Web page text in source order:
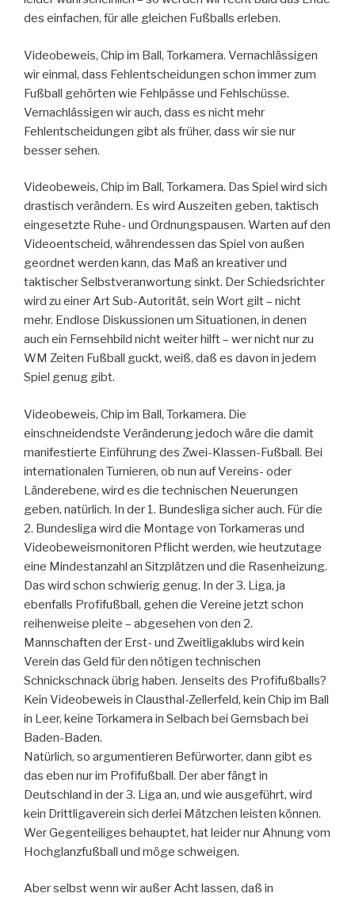
des einfachen, für alle gleichen Fußballs erleben.
Videobeweis, Chip im Ball, Torkamera. Vernachlässigen
wir einmal, dass Fehlentscheidungen schon immer zum
Fußball gehörten wie Fehlpässe und Fehlschüsse.
Vernachlässigen wir auch, dass es nicht mehr
Fehlentscheidungen gibt als früher, dass wir sie nur
besser sehen.
Videobeweis, Chip im Ball, Torkamera. Das Spiel wird sich
drastisch verändern. Es wird Auszeiten geben, taktisch
eingesetzte Ruhe- und Ordnungspausen. Warten auf den
Videoentscheid, währendessen das Spiel von außen
geordnet werden kann, das Maß an kreativer und
taktischer Selbstveranwortung sinkt. Der Schiedsrichter
wird zu einer Art Sub-Autorität, sein Wort gilt – nicht
mehr. Endlose Diskussionen um Situationen, in denen
auch ein Fernsehbild nicht weiter hilft – wer nicht nur zu
WM Zeiten Fußball guckt, weiß, daß es davon in jedem
Spiel genug gibt.
Videobeweis, Chip im Ball, Torkamera. Die
einschneidendste Veränderung jedoch wäre die damit
manifestierte Einführung des Zwei-Klassen-Fußball. Bei
internationalen Turnieren, ob nun auf Vereins- oder
Länderebene, wird es die technischen Neuerungen
geben, natürlich. In der 1. Bundesliga sicher auch. Für die
2. Bundesliga wird die Montage von Torkameras und
Videobeweismonitoren Pflicht werden, wie heutzutage
eine Mindestanzahl an Sitzplätzen und die Rasenheizung.
Das wird schon schwierig genug. In der 3. Liga, ja
ebenfalls Profifußball, gehen die Vereine jetzt schon
reihenweise pleite – abgesehen von den 2.
Mannschaften der Erst- und Zweitligaklubs wird kein
Verein das Geld für den nötigen technischen
Schnickschnack übrig haben. Jenseits des Profifußballs?
Kein Videobeweis in Clausthal-Zellerfeld, kein Chip im Ball
in Leer, keine Torkamera in Selbach bei Gernsbach bei
Baden-Baden.
Natürlich, so argumentieren Befürworter, dann gibt es
das eben nur im Profifußball. Der aber fängt in
Deutschland in der 3. Liga an, und wie ausgeführt, wird
kein Drittligaverein sich derlei Mätzchen leisten können.
Wer Gegenteiliges behauptet, hat leider nur Ahnung vom
Hochglanzfußball und möge schweigen.
Aber selbst wenn wir außer Acht lassen, daß in